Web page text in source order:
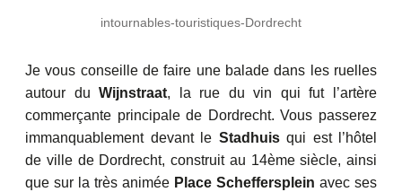
intournables-touristiques-Dordrecht
Je vous conseille de faire une balade dans les ruelles
autour duWijnstraat, la rue du vin qui fut l’artère
commerçante principale de Dordrecht. Vous passerez
immanquablement devant le Stadhuisqui est l’hôtel
de ville de Dordrecht, construit au 14ème siècle, ainsi
que sur la très animée Place Scheffersplein avec ses